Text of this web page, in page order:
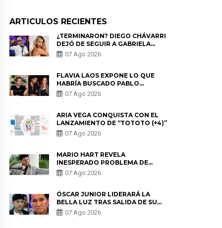
ARTICULOS RECIENTES
¿TERMINARON? DIEGO CHÁVARRI
DEJÓ DE SEGUIR A GABRIELA
HERRERA Y ANUNCIA SU SALIDA
DE PÓDCAST
07 Ago 2026
FLAVIA LAOS EXPONE LO QUE
HABRÍA BUSCADO PABLO
HEREDIA CON ALE FULLER: “UNA
DE LAS PARTES QUERÍA EL
07 Ago 2026
ARIA VEGA CONQUISTA CON EL
LANZAMIENTO DE “TOTOTO (+4)”
07 Ago 2026
MARIO HART REVELA
INESPERADO PROBLEMA DE
SALUD ANTES DE SEPARARSE DE
KORINA: “ME ENCONTRARON UN
07 Ago 2026
ÓSCAR JUNIOR LIDERARÁ LA
BELLA LUZ TRAS SALIDA DE SU
PADRE POR POLÉMICA CON
NALDY SALDAÑA
07 Ago 2026